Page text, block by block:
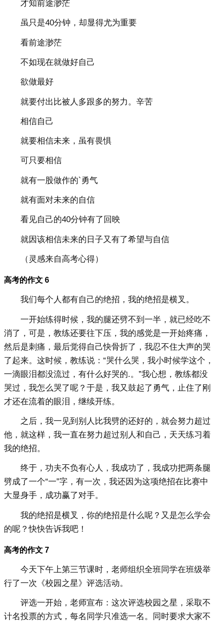
才知前途渺茫
虽只是40分钟，却显得尤为重要
看前途渺茫
不如现在就做好自己
欲做最好
就要付出比被人多跟多的努力。辛苦
相信自己
就要相信未来，虽有畏惧
可只要相信
就有一股做作的`勇气
就有面对未来的自信
看见自己的40分钟有了回映
就因该相信未来的日子又有了希望与自信
（灵感来自高考心得）
高考的作文 6
我们每个人都有自己的绝招，我的绝招是横叉。
一开始练得时候，我的腿还劈不到一半，就已经吃不
消了，可是，教练还要往下压，我的感觉是一开始疼痛，
然后是刺痛，最后觉得自己快骨折了，我忍不住大声的哭
了起来。这时候，教练说：“哭什么哭，我小时候学这个，
一滴眼泪都没流过，有什么好哭的.。”我心想，教练都没
哭过，我怎么哭了呢？于是，我又鼓起了勇气，止住了刚
才还在流着的眼泪，继续开练。
之后，我一见到别人比我劈的还好的，就会努力超过
他，就这样，我一直在努力超过别人和自己，天天练习着
我的绝招。
终于，功夫不负有心人，我成功了，我成功把两条腿
劈成了一个“一”字，有一次，我还因为这项绝招在比赛中
大显身手，成功赢了对手。
我的绝招是横叉，你的绝招是什么呢？又是怎么学会
的呢？快快告诉我吧！
高考的作文 7
今天下午上第三节课时，老师组织全班同学在班级举
行了一次《校园之星》评选活动。
评选一开始，老师宣布：这次评选校园之星，采取不
计名投票的方式，每名同学只准选一名。同时要求大家不